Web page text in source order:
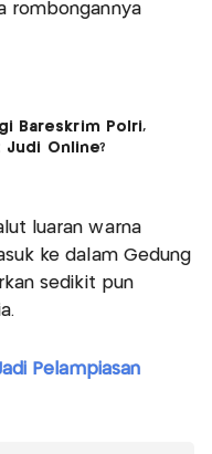
rombongannya
Bareskrim Polri,
Judi Online?
luaran warna
ke dalam Gedung
sedikit pun
Pelampiasan